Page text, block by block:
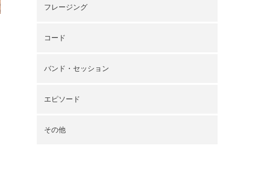
フレージング
コード
バンド・セッション
エピソード
その他